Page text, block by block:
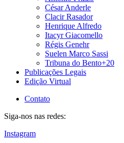
César Anderle
Clacir Rasador
Henrique Alfredo
Itacyr Giacomello
Régis Genehr
Suelen Marco Sassi
Tribuna do Bento+20
Publicações Legais
Edição Virtual
Contato
Siga-nos nas redes:
Instagram